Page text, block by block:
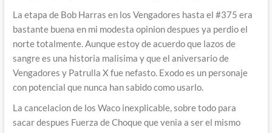
La etapa de Bob Harras en los Vengadores hasta el #375 era
bastante buena en mi modesta opinion despues ya perdio el
norte totalmente. Aunque estoy de acuerdo que lazos de
sangre es una historia malisima y que el aniversario de
Vengadores y Patrulla X fue nefasto. Exodo es un personaje
con potencial que nunca han sabido como usarlo.
La cancelacion de los Waco inexplicable, sobre todo para
sacar despues Fuerza de Choque que venia a ser el mismo